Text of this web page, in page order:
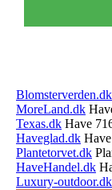
Blomsterverden.dk
MoreLand.dk
Texas.dk Have
Haveglad.dk
Plantetorvet.dk
HaveHandel.dk
Luxury-outdoor.dk